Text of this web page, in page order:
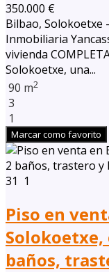
350.000 €
Bilbao, Solokoetxe
Inmobiliaria
vivienda
Solokoetxe, una...
90 m2
3
1
Marcar como favorito
31 1
Piso en
baños,